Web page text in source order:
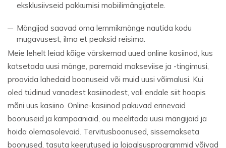
eksklusiivseid pakkumisi mobiilimängijatele.
Mängijad saavad oma lemmikmänge nautida kodu
mugavusest, ilma et peaksid reisima.
Meie lehelt leiad kõige värskemad uued online kasiinod, kus
katsetada uusi mänge, paremaid makseviise ja -tingimusi,
proovida lahedaid boonuseid või muid uusi võimalusi. Kui
oled tüdinud vanadest kasiinodest, vali endale siit hoopis
mõni uus kasiino. Online-kasiinod pakuvad erinevaid
boonuseid ja kampaaniaid, ou meelitada uusi mängijaid ja
hoida olemasolevaid. Tervitusboonused, sissemakseta
boonused, tasuta keerutused ja lojaalsusprogrammid võivad